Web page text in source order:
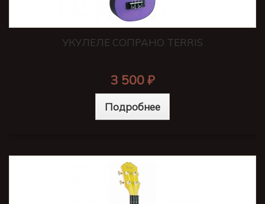
УКУЛЕЛЕ СОПРАНО TERRIS
3 500 ₽
Подробнее